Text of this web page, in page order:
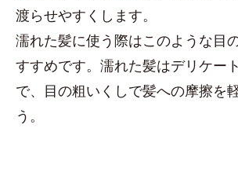
渡らせやすくします。
濡れた髪に使う際はこのような目
すすめです。濡れた髪はデリケー
で、目の粗いくしで髪への摩擦を
う。